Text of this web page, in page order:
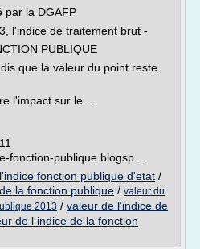
par la DGAFP
l'indice de traitement brut -
PUBLIQUE
que la valeur du point reste
l'impact sur le...
fonction-publique.blogsp ...
fonction publique d'etat /
la fonction publique / valeur du
2013 / valeur de l'indice de
de l indice de la fonction